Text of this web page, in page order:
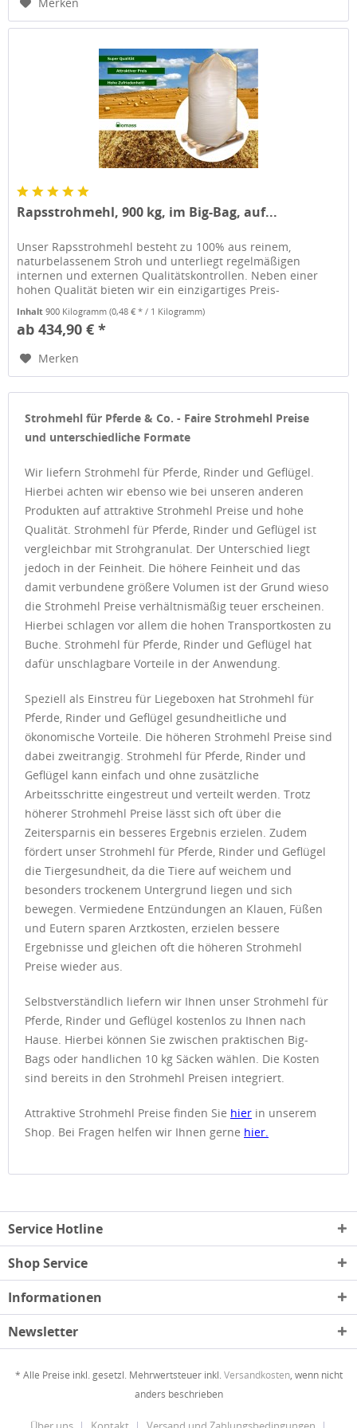
Rapsstrohmehl, 900 kg, im Big-Bag, auf...
Unser Rapsstrohmehl besteht zu 100% aus reinem,
naturbelassenem Stroh und unterliegt regelmäßigen
internen und externen Qualitätskontrollen. Neben einer
hohen Qualität bieten wir ein einzigartiges Preis-
Leistungsverhältnis. Unser...
Inhalt900 Kilogramm(0,48 € * / 1 Kilogramm)
ab 434,90 € *
Merken
Strohmehl für Pferde & Co. - Faire Strohmehl Preise
und unterschiedliche Formate
Wir liefern Strohmehl für Pferde, Rinder und Geflügel.
Hierbei achten wir ebenso wie bei unseren anderen
Produkten auf attraktive Strohmehl Preise und hohe
Qualität. Strohmehl für Pferde, Rinder und Geflügel ist
vergleichbar mit Strohgranulat. Der Unterschied liegt
jedoch in der Feinheit. Die höhere Feinheit und das
damit verbundene größere Volumen ist der Grund wieso
die Strohmehl Preise verhältnismäßig teuer erscheinen.
Hierbei schlagen vor allem die hohen Transportkosten zu
Buche. Strohmehl für Pferde, Rinder und Geflügel hat
dafür unschlagbare Vorteile in der Anwendung.
Speziell als Einstreu für Liegeboxen hat Strohmehl für
Pferde, Rinder und Geflügel gesundheitliche und
ökonomische Vorteile. Die höheren Strohmehl Preise sind
dabei zweitrangig. Strohmehl für Pferde, Rinder und
Geflügel kann einfach und ohne zusätzliche
Arbeitsschritte eingestreut und verteilt werden. Trotz
höherer Strohmehl Preise lässt sich oft über die
Zeitersparnis ein besseres Ergebnis erzielen. Zudem
fördert unser Strohmehl für Pferde, Rinder und Geflügel
die Tiergesundheit, da die Tiere auf weichem und
besonders trockenem Untergrund liegen und sich
bewegen. Vermiedene Entzündungen an Klauen, Füßen
und Eutern sparen Arztkosten, erzielen bessere
Ergebnisse und gleichen oft die höheren Strohmehl
Preise wieder aus.
Selbstverständlich liefern wir Ihnen unser Strohmehl für
Pferde, Rinder und Geflügel kostenlos zu Ihnen nach
Hause. Hierbei können Sie zwischen praktischen Big-
Bags oder handlichen 10 kg Säcken wählen. Die Kosten
sind bereits in den Strohmehl Preisen integriert.
Attraktive Strohmehl Preise finden Sie hier in unserem
Shop. Bei Fragen helfen wir Ihnen gerne hier.
Service Hotline
Shop Service
Informationen
Newsletter
* Alle Preise inkl. gesetzl. Mehrwertsteuer inkl. Versandkosten, wenn nicht
anders beschrieben